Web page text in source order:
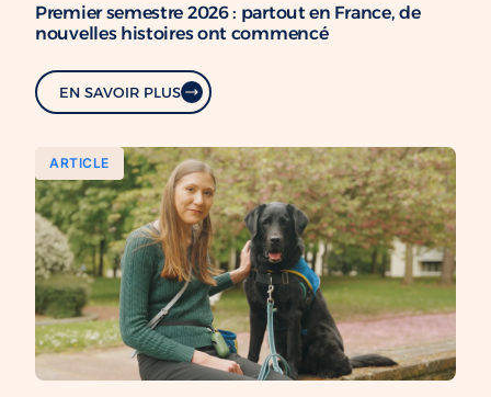
Premier semestre 2026 : partout en France, de
nouvelles histoires ont commencé
EN SAVOIR PLUS
ARTICLE